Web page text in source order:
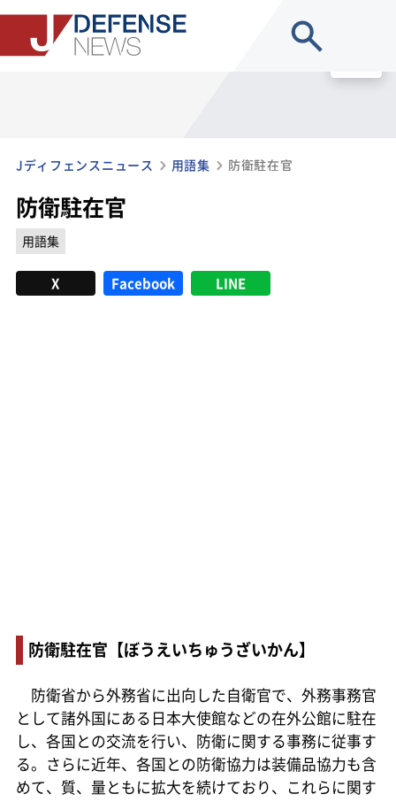
Jディフェンスニュース 用語集 防衛駐在官
防衛駐在官
用語集
X Facebook LINE
防衛駐在官【ぼうえいちゅうざいかん】
防衛省から外務省に出向した自衛官で、外務事務官
として諸外国にある日本大使館などの在外公館に駐在
し、各国との交流を行い、防衛に関する事務に従事す
る。さらに近年、各国との防衛協力は装備品協力も含
めて、質、量ともに拡大を続けており、これらに関す